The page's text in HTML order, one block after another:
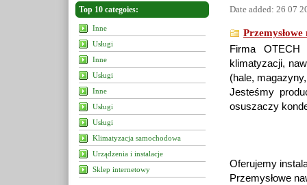
Top 10 categoies:
Inne
Usługi
Inne
Usługi
Inne
Usługi
Usługi
Klimatyzacja samochodowa
Urządzenia i instalacje
Sklep internetowy
Date added: 26 07
Firma OTECH
klimatyzacji,
(hale,
Jesteśmy
osuszaczy
Oferujemy
Przemysłowe